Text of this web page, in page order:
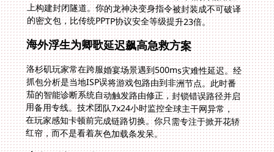
的密文包，比传统PPTP协议安全等级提升23倍。
海外浮生为卿歌延迟飙高急救方案
洛杉矶玩家常在跨服婚宴场景遇到500ms灾难性延迟。经
抓包分析是当地ISP误将游戏包路由到非洲节点。此时番
茄的智能诊断系统自动触发路由修正，封锁错误路径并启
用备用专线。技术团队7x24小时监控全球主干网异常，
在玩家感知卡顿前完成链路切换。你只需专注于掀开花轿
红帘，而不是看着灰色加载条发呆。